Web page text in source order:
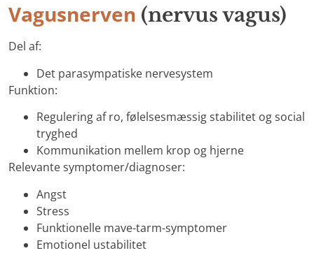
Vagusnerven (nervus vagus)
Del af:
Det parasympatiske nervesystem
Funktion:
Regulering af ro, følelsesmæssig stabilitet og social
tryghed
Kommunikation mellem krop og hjerne
Relevante symptomer/diagnoser:
Angst
Stress
Funktionelle mave-tarm-symptomer
Emotionel ustabilitet